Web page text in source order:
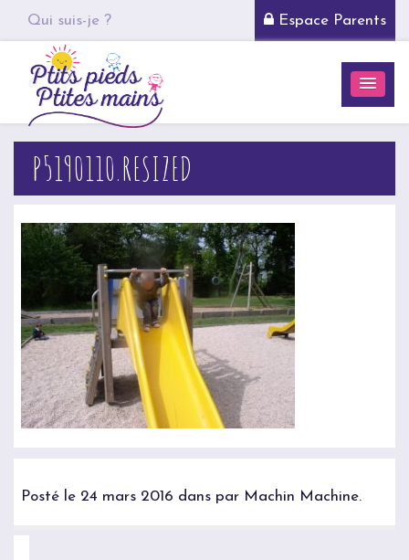
Qui suis-je ? Espace Parents
P5190110.RESIZED
Posté le 24 mars 2016 dans par Machin Machine.